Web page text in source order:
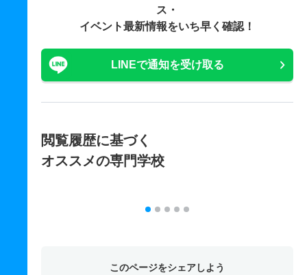
ス・
イベント最新情報をいち早く確認！
LINEで通知を受け取る
閲覧履歴に基づく
オススメの専門学校
このページをシェアしよう